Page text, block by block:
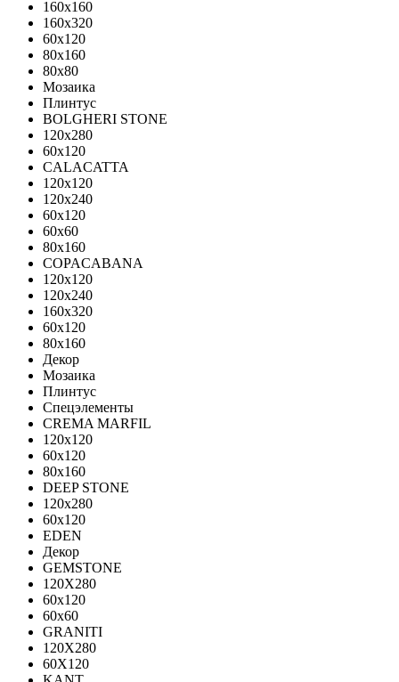
160x160
160x320
60x120
80x160
80x80
Мозаика
Плинтус
BOLGHERI STONE
120x280
60x120
CALACATTA
120x120
120x240
60x120
60x60
80x160
COPACABANA
120x120
120x240
160x320
60x120
80x160
Декор
Мозаика
Плинтус
Спецэлементы
CREMA MARFIL
120x120
60x120
80x160
DEEP STONE
120х280
60х120
EDEN
Декор
GEMSTONE
120X280
60x120
60x60
GRANITI
120X280
60X120